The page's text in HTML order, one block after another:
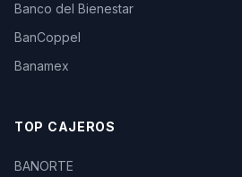
Banco del Bienestar
BanCoppel
Banamex
TOP CAJEROS
BANORTE